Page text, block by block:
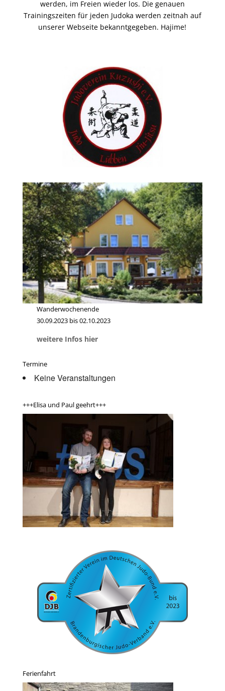
werden, im Freien wieder los. Die genauen
Trainingszeiten für jeden Judoka werden zeitnah auf
unserer Webseite bekanntgegeben. Hajime!
Wanderwochenende
30.09.2023 bis 02.10.2023
weitere Infos hier
Termine
Keine Veranstaltungen
+++Elisa und Paul geehrt+++
Ferienfahrt